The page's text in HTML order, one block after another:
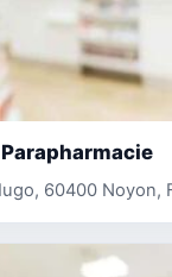
60400 Noyon,